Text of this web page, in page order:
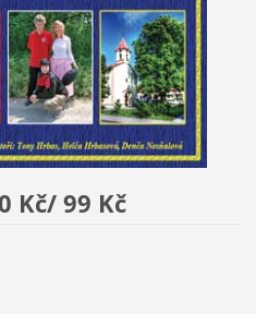
Kč/ 99 Kč